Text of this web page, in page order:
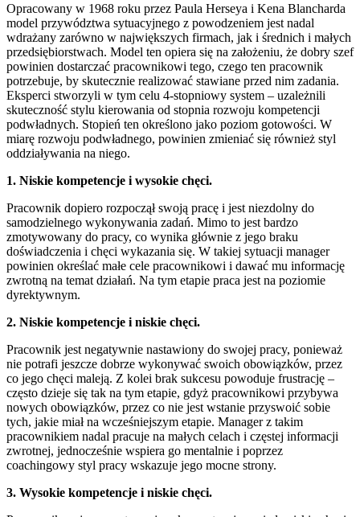
Opracowany w 1968 roku przez Paula Herseya i Kena Blancharda
model przywództwa sytuacyjnego z powodzeniem jest nadal
wdrażany zarówno w największych firmach, jak i średnich i małych
przedsiębiorstwach. Model ten opiera się na założeniu, że dobry szef
powinien dostarczać pracownikowi tego, czego ten pracownik
potrzebuje, by skutecznie realizować stawiane przed nim zadania.
Eksperci stworzyli w tym celu 4-stopniowy system – uzależnili
skuteczność stylu kierowania od stopnia rozwoju kompetencji
podwładnych. Stopień ten określono jako poziom gotowości. W
miarę rozwoju podwładnego, powinien zmieniać się również styl
oddziaływania na niego.
1. Niskie kompetencje i wysokie chęci.
Pracownik dopiero rozpoczął swoją pracę i jest niezdolny do
samodzielnego wykonywania zadań. Mimo to jest bardzo
zmotywowany do pracy, co wynika głównie z jego braku
doświadczenia i chęci wykazania się. W takiej sytuacji manager
powinien określać małe cele pracownikowi i dawać mu informację
zwrotną na temat działań. Na tym etapie praca jest na poziomie
dyrektywnym.
2. Niskie kompetencje i niskie chęci.
Pracownik jest negatywnie nastawiony do swojej pracy, ponieważ
nie potrafi jeszcze dobrze wykonywać swoich obowiązków, przez
co jego chęci maleją. Z kolei brak sukcesu powoduje frustrację –
często dzieje się tak na tym etapie, gdyż pracownikowi przybywa
nowych obowiązków, przez co nie jest wstanie przyswoić sobie
tych, jakie miał na wcześniejszym etapie. Manager z takim
pracownikiem nadal pracuje na małych celach i częstej informacji
zwrotnej, jednocześnie wspiera go mentalnie i poprzez
coachingowy styl pracy wskazuje jego mocne strony.
3. Wysokie kompetencje i niskie chęci.